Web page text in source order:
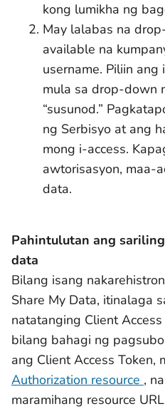
kong lumikha ng
May lalabas na
available na
username. Piliin ang
mula sa drop-down
“susunod.”
ng Serbisyo at ang
mong i-access.
awtorisasyon, maa-
data.
Pahintulutan ang
data
Bilang isang
Share My Data, itinalaga
natatanging Client
bilang bahagi ng
ang Client Access Token,
Authorization resource ,
maramihang resource